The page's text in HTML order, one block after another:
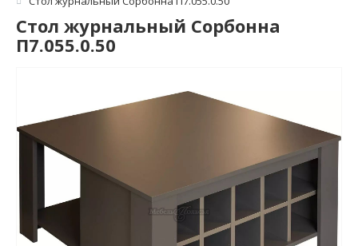
Стол журнальный Сорбонна
П7.055.0.50